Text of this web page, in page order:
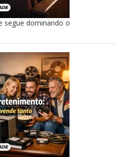
segue dominando o